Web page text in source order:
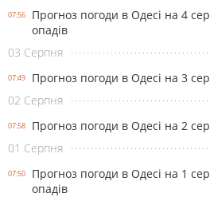
07:56
Прогноз погоди в Одесі на 4
опадів
03 Серпня
07:49
Прогноз погоди в Одесі на 3
02 Серпня
07:58
Прогноз погоди в Одесі на 2
01 Серпня
07:50
Прогноз погоди в Одесі на 1
опадів